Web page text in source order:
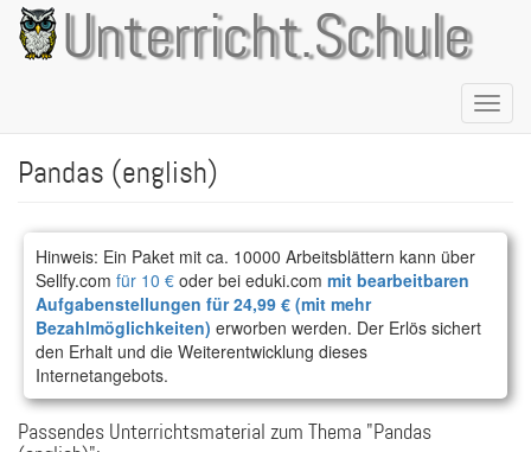
Direkt
zum
Inhalt
Unterricht.Schule
Pandas (english)
Hinweis: Ein Paket mit ca. 10000 Arbeitsblättern kann über
Sellfy.com für 10 € oder bei eduki.com mit bearbeitbaren
Aufgabenstellungen für 24,99 € (mit mehr
Bezahlmöglichkeiten) erworben werden. Der Erlös sichert
den Erhalt und die Weiterentwicklung dieses
Internetangebots.
Passendes Unterrichtsmaterial zum Thema "Pandas